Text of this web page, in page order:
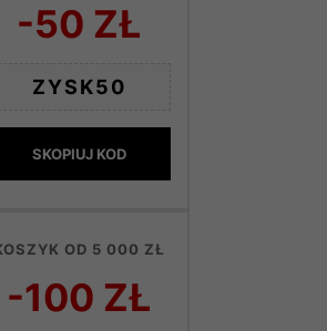
-50 ZŁ
ZYSK50
SKOPIUJ KOD
OD 5 000 ZŁ
-100 ZŁ